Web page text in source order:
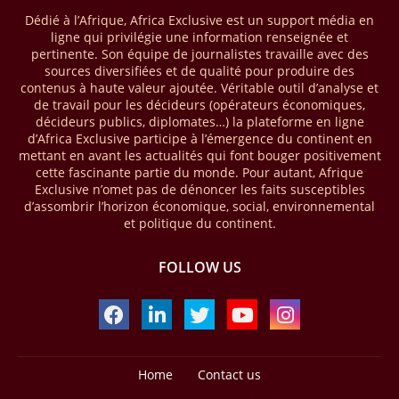
mobile money réalisées à l’échelle mondiale, qui s’est établie à 2091
milliards USD (+23 % par rapport à 2024). L’Afrique a également
enregistré environ 74 % du nombre de transactions de Mobile money
répertoriées l’an passé dans le monde, avec environ 92 milliards de
transactions (+16 % par rapport à 2024) sur un total de 125 milliards
dans le monde.
28/03/26 AFRIQUE - ECONOMIE CREATIVE
Une rapport publié dernièrement par le Boston Consulting Group, et
intitulé « Africa Unleashed: Empowering Women in Creative Industries
», dresse un état des lieux saisissant de l'économie créative africaine
à la fois dynamique et structurellement négligé. Ce secteur,
les contenus numériques, représente aujourd'hui environ 59 milliards
représente moins de 3 % d'un marché mondial évalué à près de 2000
milliards USD. L'écart est vertigineux, mais il constitue aussi, selon le
exportations créatives pourraient atteindre 140 à 150 milliards USD,
Dédié à l’Afrique, Africa Exclusive est un support média en
ligne qui privilégie une information renseignée et
pertinente. Son équipe de journalistes travaille avec des
sources diversifiées et de qualité pour produire des
contenus à haute valeur ajoutée. Véritable outil d’analyse et
de travail pour les décideurs (opérateurs économiques,
décideurs publics, diplomates…) la plateforme en ligne
d’Africa Exclusive participe à l’émergence du continent en
mettant en avant les actualités qui font bouger positivement
cette fascinante partie du monde. Pour autant, Afrique
Exclusive n’omet pas de dénoncer les faits susceptibles
d’assombrir l’horizon économique, social, environnemental
et politique du continent.
FOLLOW US
Home Contact us